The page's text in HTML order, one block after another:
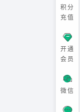
积分
充值
开通
会员
微信